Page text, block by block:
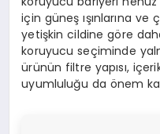
için güneş ışınlarına ve
yetişkin cildine göre
koruyucu seçiminde
ürünün filtre yapısı,
uyumluluğu da önem